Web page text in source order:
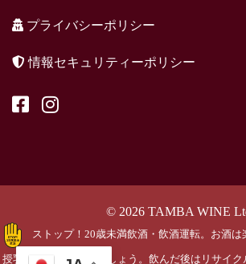
プライバシーポリシー
情報セキュリティーポリシー
© 2026 TAMBA WINE
ストップ！20歳未満飲酒・飲酒運転。お酒は
授乳期の飲酒はやめましょう。飲んだ後はリサイク